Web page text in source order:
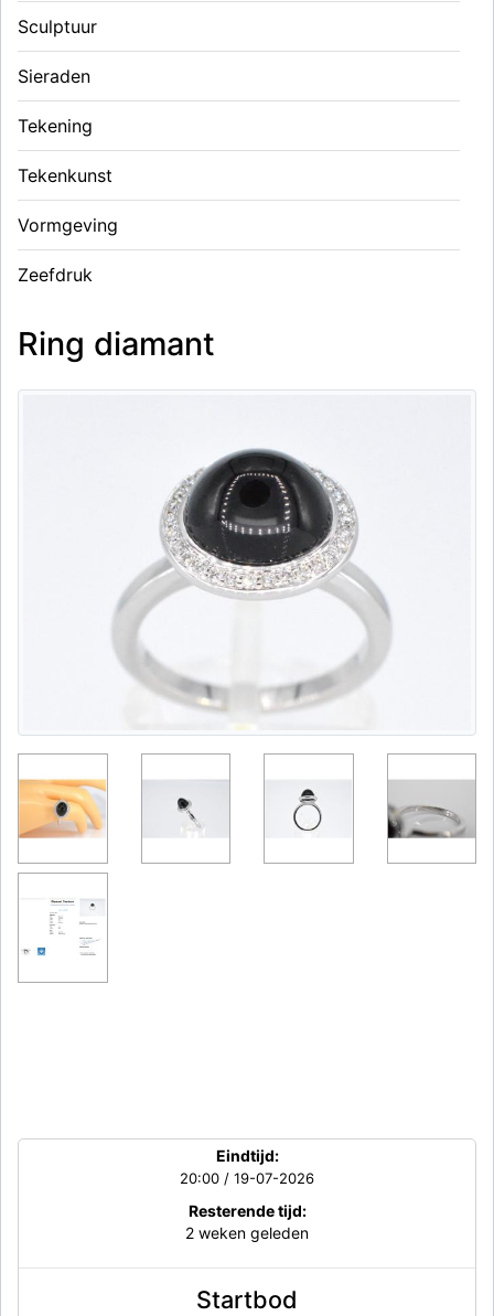
Sculptuur
Sieraden
Tekening
Tekenkunst
Vormgeving
Zeefdruk
Ring diamant
Eindtijd:
20:00 / 19-07-2026
Resterende tijd:
2 weken geleden
Startbod